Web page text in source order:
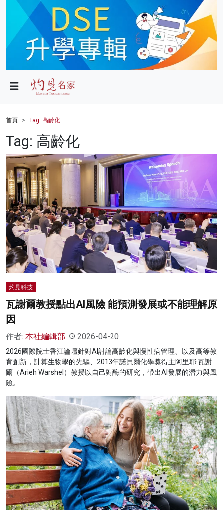
政局
財經
健康
商業
科技
影片
名家榜
灼見活動
首頁 Tag: 高齡化
Tag: 高齡化
灼見科技
瓦謝爾教授點出AI風險 能預測發展或不能理解原
因
作者: 本社編輯部 2026-04-20
2026國際院士香江論壇針對AI討論高齡化與慢性病管理、以及高等教
育創新，計算生物學的先驅、2013年諾貝爾化學獎得主阿里耶·瓦謝
爾（Arieh Warshel）教授以自己對酶的研究，帶出AI發展的潛力與風
險。